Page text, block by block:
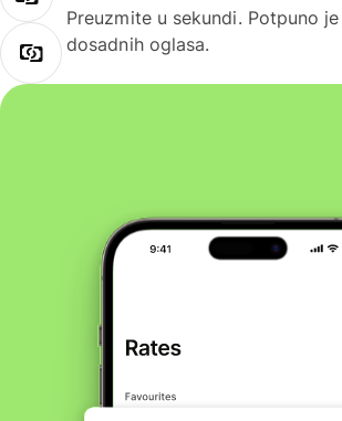
Preuzmite u sekundi. Potpuno
dosadnih oglasa.